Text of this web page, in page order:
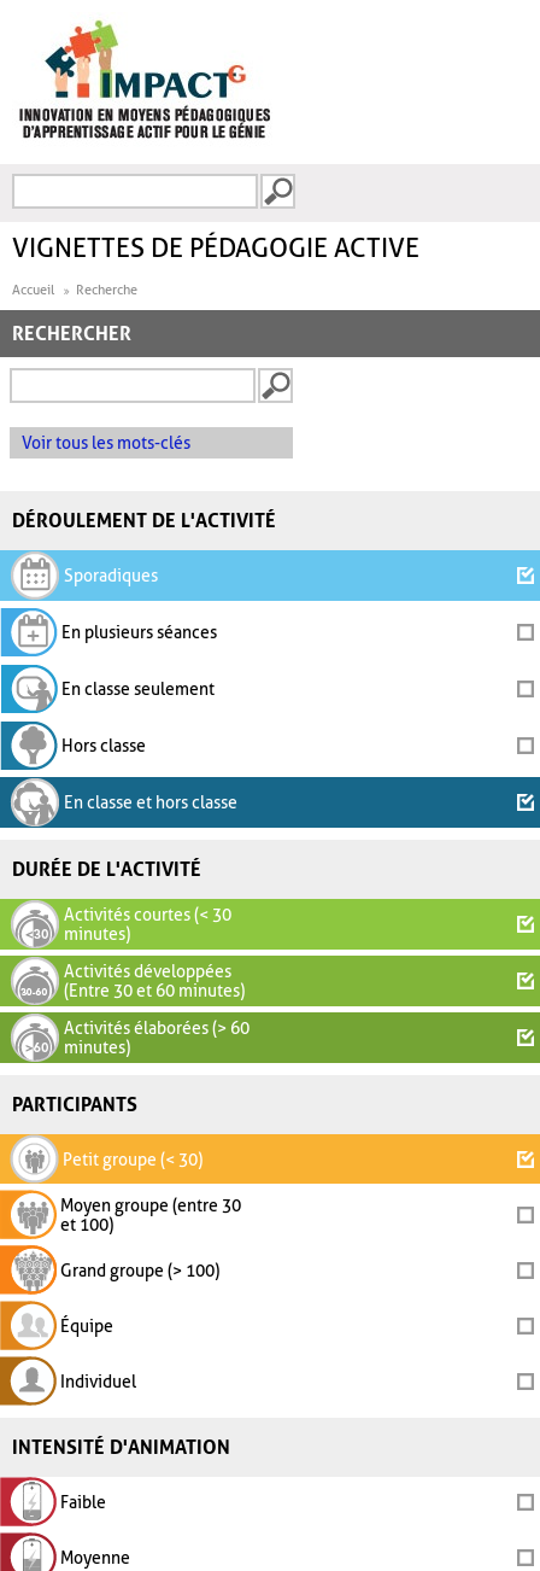
FORMULAIRE DE
VIGNETTES DE PÉDAGOGIE ACTIVE
Accueil Recherche
RECHERCHER
Voir tous les mots-clés
DÉROULEMENT DE L'ACTIVITÉ
Sporadiques
En plusieurs séances
En classe seulement
Hors classe
En classe et hors classe
DURÉE DE L'ACTIVITÉ
Activités courtes (< 30
minutes)
Activités développées
(Entre 30 et 60 minutes)
Activités élaborées (> 60
minutes)
PARTICIPANTS
Petit groupe (< 30)
Moyen groupe (entre 30
et 100)
Grand groupe (> 100)
Équipe
Individuel
INTENSITÉ D'ANIMATION
Faible
Moyenne